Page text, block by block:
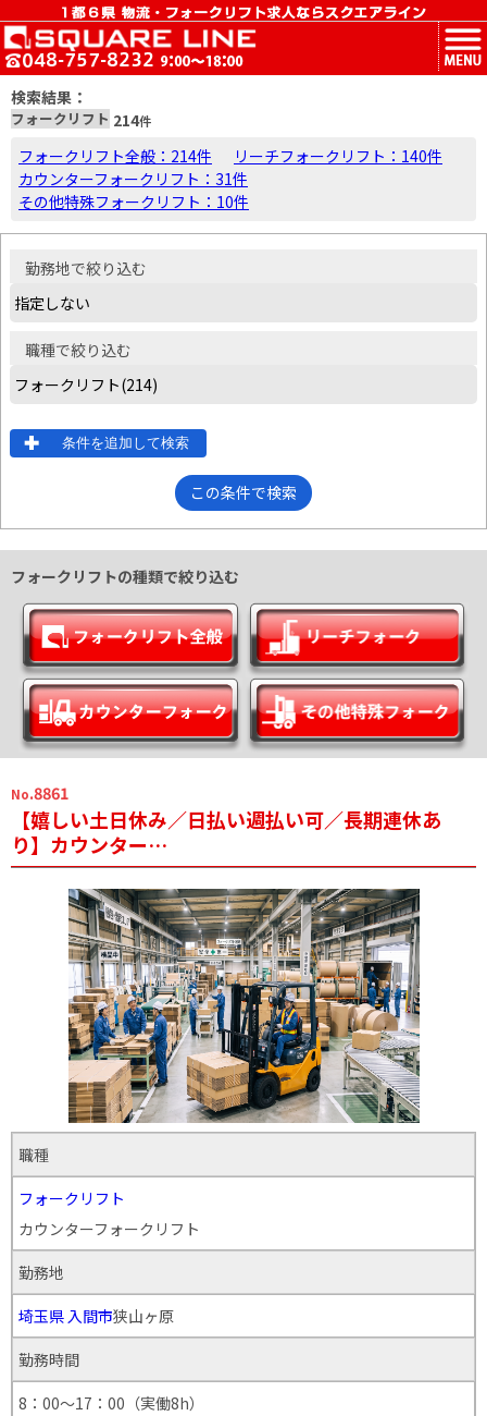
MENU
検索結果：
フォークリフト 214件
フォークリフト全般：214件
リーチフォークリフト：140件
カウンターフォークリフト：31件
その他特殊フォークリフト：10件
勤務地で絞り込む
職種で絞り込む
条件を追加して検索
この条件で検索
フォークリフトの種類で絞り込む
No.8861
【嬉しい土日休み／日払い週払い可／長期連休あ
り】カウンター…
職種
フォークリフト
カウンターフォークリフト
勤務地
埼玉県入間市狭山ヶ原
勤務時間
8：00～17：00（実働8h）